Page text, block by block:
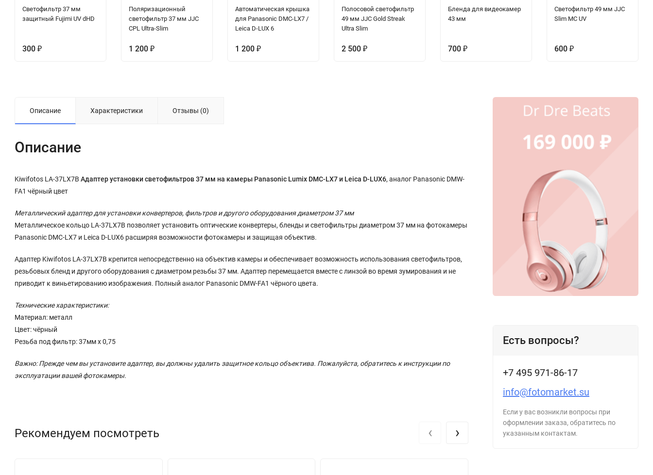
Светофильтр 37 мм
защитный Fujimi UV dHD
300 ₽
Поляризационный
светофильтр 37 мм JJC
CPL Ultra-Slim
1 200 ₽
Автоматическая крышка
для Panasonic DMC-LX7 /
Leica D-LUX 6
1 200 ₽
Полосовой светофильтр
49 мм JJC Gold Streak
Ultra Slim
2 500 ₽
Бленда для видеокамер
43 мм
700 ₽
Светофильтр 49 мм JJC
Slim MC UV
600 ₽
Описание Характеристики Отзывы (0)
Описание
Kiwifotos LA-37LX7B Адаптер установки светофильтров 37 мм на камеры Panasonic Lumix DMC-LX7 и Leica D-LUX6, аналог Panasonic DMW-
FA1 чёрный цвет
Металлический адаптер для установки конвертеров, фильтров и другого оборудования диаметром 37 мм
Металлическое кольцо LA-37LX7B позволяет установить оптические конвертеры, бленды и светофильтры диаметром 37 мм на фотокамеры
Panasonic DMC-LX7 и Leica D-LUX6 расширяя возможности фотокамеры и защищая объектив.
Адаптер Kiwifotos LA-37LX7B крепится непосредственно на объектив камеры и обеспечивает возможность использования светофильтров,
резьбовых бленд и другого оборудования с диаметром резьбы 37 мм. Адаптер перемещается вместе с линзой во время зумирования и не
приводит к виньетированию изображения. Полный аналог Panasonic DMW-FA1 чёрного цвета.
Технические характеристики:
Материал: металл
Цвет: чёрный
Резьба под фильтр: 37мм х 0,75
Важно: Прежде чем вы установите адаптер, вы должны удалить защитное кольцо объектива. Пожалуйста, обратитесь к инструкции по
эксплуатации вашей фотокамеры.
Рекомендуем посмотреть ‹ ›
Есть вопросы?
+7 495 971-86-17
info@fotomarket.su
Если у вас возникли вопросы при
оформлении заказа, обратитесь по
указанным контактам.